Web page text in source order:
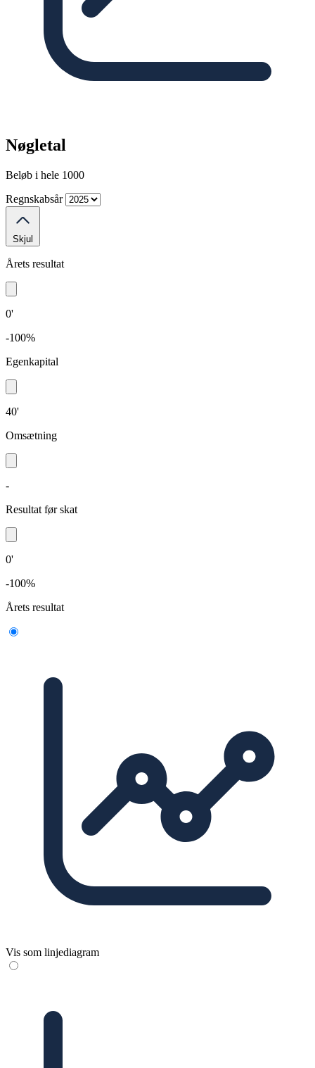
Nøgletal
Beløb i hele 1000
Regnskabsår
Skjul
Årets resultat
0'
-100%
Egenkapital
40'
Omsætning
-
Resultat før skat
0'
-100%
Årets resultat
Vis som linjediagram